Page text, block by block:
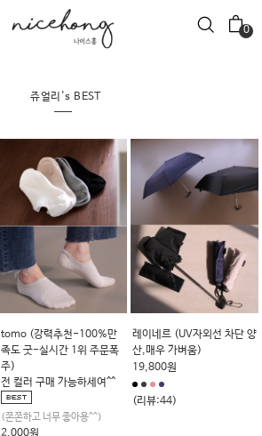
0
쥬얼리's BEST
tomo (강력추천-100%만
족도 굿-실시간 1위 주문폭
주)
전 컬러 구매 가능하세여^^
(쫀쫀하고 너무 좋아용^^)
레이네르 (UV자외선 차단 양
산,매우 가벼움)
19,800원
(리뷰:44)